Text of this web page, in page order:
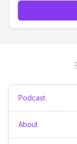
Podcast
About